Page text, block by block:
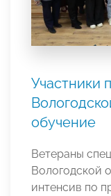
Участники
обучение
Ветераны
Вологодской
интенсив по